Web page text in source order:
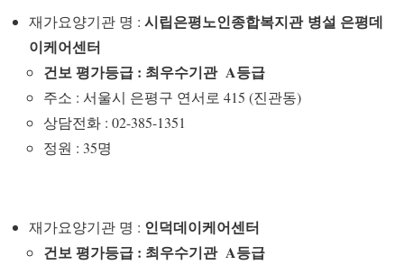
재가요양기관 명 : 시립은평노인종합복지관 병설 은평데
이케어센터
건보 평가등급 : 최우수기관 A등급
주소 : 서울시 은평구 연서로 415 (진관동)
상담전화 : 02-385-1351
정원 : 35명
재가요양기관 명 : 인덕데이케어센터
건보 평가등급 : 최우수기관 A등급